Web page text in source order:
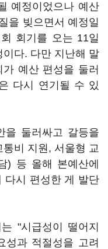
예정이었으나 예산
을 빚으면서 예정일
회기를 오는 11일
다. 다만 지난해 말
예산 편성을 둘러
다시 연기될 수 있
을 둘러싸고 갈등을
비 지원, 서울형 교
) 등 올해 본예산에
다시 편성한 게 발단
"시급성이 떨어지
성과 적절성을 고려